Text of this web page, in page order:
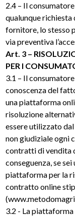
2.4 – Il
qualunque
fornitore, lo stesso
via preventiva
Art. 3 –
PER I
3.1 – Il
conoscenza del
una piattaforma
risoluzione
essere utilizzato
non giudiziale ogni
contratti di vendita
conseguenza, se
piattaforma per la
contratto online
(
3.2 - La